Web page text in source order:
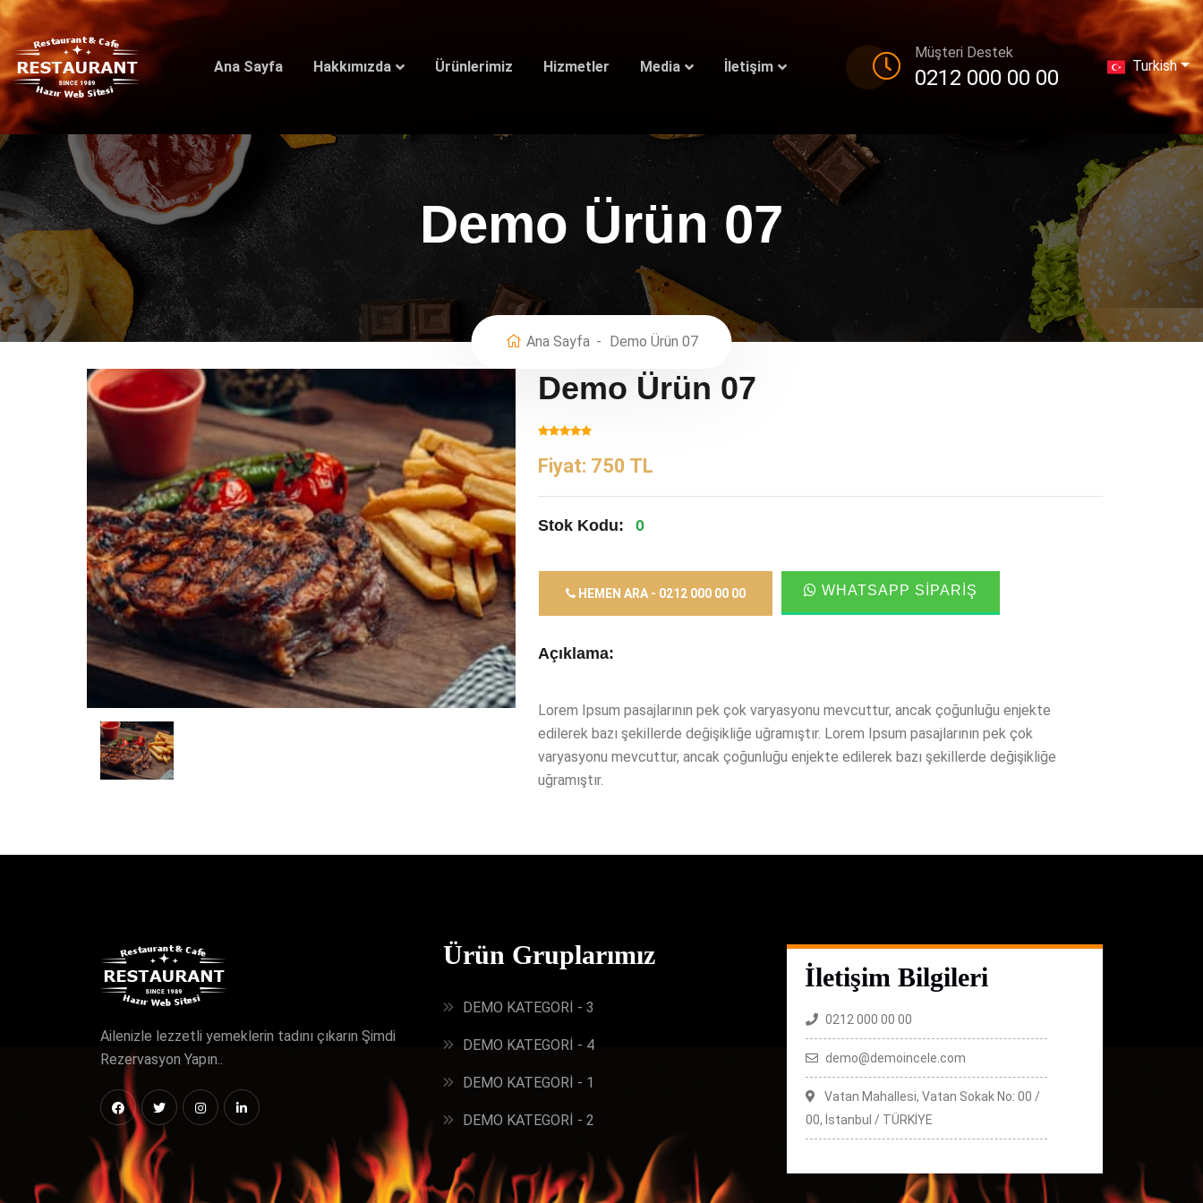
Ana Sayfa Hakkımızda Ürünlerimiz Hizmetler Media İletişim
Müşteri Destek
0212 000 00 00 Turkish
Demo Ürün 07
Ana Sayfa Demo Ürün 07
Demo Ürün 07
Fiyat: 750 TL
Stok Kodu: 0
HEMEN ARA - 0212 000 00 00 WHATSAPP SIPARIŞ
Açıklama:
Lorem Ipsum pasajlarının pek çok varyasyonu mevcuttur, ancak çoğunluğu enjekte
edilerek bazı şekillerde değişikliğe uğramıştır. Lorem Ipsum pasajlarının pek çok
varyasyonu mevcuttur, ancak çoğunluğu enjekte edilerek bazı şekillerde değişikliğe
uğramıştır.
Ailenizle lezzetli yemeklerin tadını çıkarın Şimdi
Rezervasyon Yapın..
Ürün Gruplarımız
DEMO KATEGORİ - 3
DEMO KATEGORİ - 4
DEMO KATEGORİ - 1
DEMO KATEGORİ - 2
İletişim Bilgileri
0212 000 00 00
demo@demoincele.com
Vatan Mahallesi, Vatan Sokak No: 00 /
00, İstanbul / TÜRKİYE